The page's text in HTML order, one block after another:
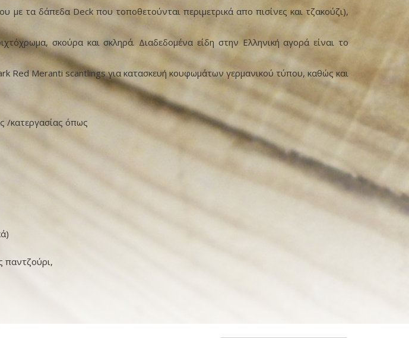
με τα δάπεδα Deck που τοποθετούνται περιμετρικά απο πισίνες και τζακούζι),
σκούρα και σκληρά. Διαδεδομένα είδη στην Ελληνική αγορά είναι το
Red Meranti scantlings για κατασκευή κουφωμάτων γερμανικού τύπου, καθώς και
/κατεργασίας όπως
παντζούρι,